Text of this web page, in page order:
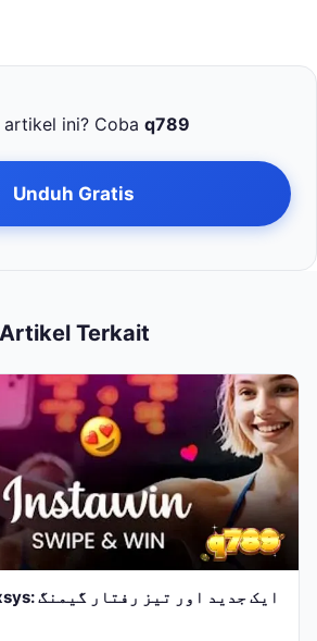
artikel ini? Coba q789
Unduh Gratis
Artikel Terkait